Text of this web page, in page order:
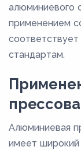
алюминиевого
применением
стандартам.
Алюминиевая
имеет широкий